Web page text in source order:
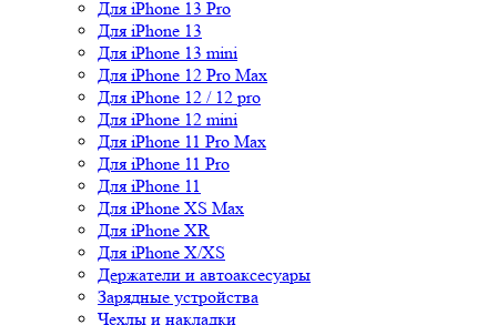
Для iPhone 13 Pro
Для iPhone 13
Для iPhone 13 mini
Для iPhone 12 Pro Max
Для iPhone 12 / 12 pro
Для iPhone 12 mini
Для iPhone 11 Pro Max
Для iPhone 11 Pro
Для iPhone 11
Для iPhone XS Max
Для iPhone XR
Для iPhone X/XS
Держатели и автоаксесуары
Зарядные устройства
Чехлы и накладки